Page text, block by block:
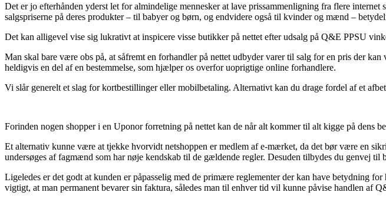
Det er jo efterhånden yderst let for almindelige mennesker at lave prissammenligning fra flere
salgspriserne på deres produkter – til babyer og børn, og endvidere også til kvinder og mænd –
Det kan alligevel vise sig lukrativt at inspicere visse butikker på nettet efter udsalg på Q&E PPSU
Man skal bare være obs på, at såfremt en forhandler på nettet udbyder varer til salg for en pris der
heldigvis en del af en bestemmelse, som hjælper os overfor uoprigtige online forhandlere.
Vi slår generelt et slag for kortbestillinger eller mobilbetaling. Alternativt kan du drage fordel af et
Forinden nogen shopper i en Uponor forretning på nettet kan de når alt kommer til alt kigge på dens
Et alternativ kunne være at tjekke hvorvidt netshoppen er medlem af e-mærket, da det bør være en
undersøges af fagmænd som har nøje kendskab til de gældende regler. Desuden tilbydes du genvej
Ligeledes er det godt at kunden er påpasselig med de primære reglementer der kan have betydning
vigtigt, at man permanent bevarer sin faktura, således man til enhver tid vil kunne påvise handlen